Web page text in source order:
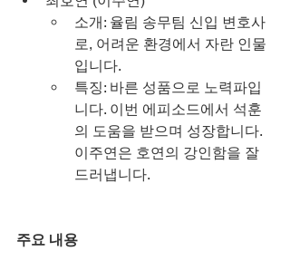
소개: 율림 송무팀 신입 변호사
로, 어려운 환경에서 자란 인물
입니다.
특징: 바른 성품으로 노력파입
니다. 이번 에피소드에서 석훈
의 도움을 받으며 성장합니다.
이주연은 호연의 강인함을 잘
드러냅니다.
주요 내용